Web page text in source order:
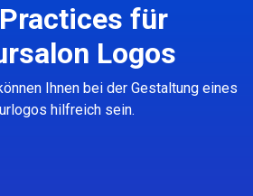
für
Logos
Ihnen bei der Gestaltung eines
hilfreich sein.